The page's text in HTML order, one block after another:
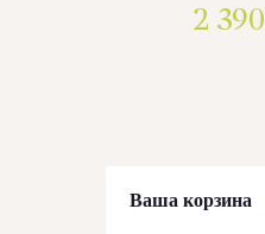
2 390
Ваша корзина